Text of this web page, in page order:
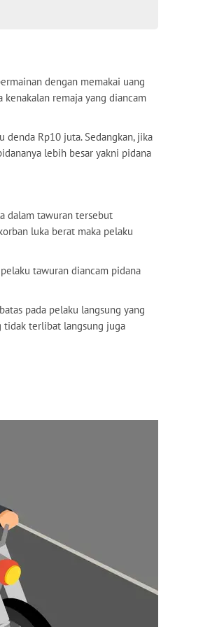
dengan memakai uang
remaja yang diancam
Rp10 juta. Sedangkan, jika
lebih besar yakni pidana
dalam tawuran tersebut
luka berat maka pelaku
tawuran diancam pidana
pada pelaku langsung yang
tidak terlibat langsung juga